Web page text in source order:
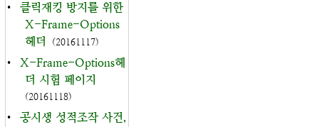
•
클릭재킹 방지를 위한
X-Frame-Options
헤더
(20161117)
•
X-Frame-Options헤
더 시험 페이지
(20161118)
•
공시생 성적조작 사건,